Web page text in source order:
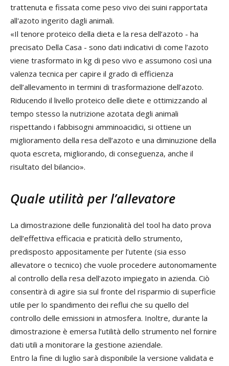
trattenuta e fissata come peso vivo dei suini rapportata
all'azoto ingerito dagli animali.
«Il tenore proteico della dieta e la resa dell’azoto - ha
precisato Della Casa - sono dati indicativi di come l’azoto
viene trasformato in kg di peso vivo e assumono così una
valenza tecnica per capire il grado di efficienza
dell’allevamento in termini di trasformazione dell’azoto.
Riducendo il livello proteico delle diete e ottimizzando al
tempo stesso la nutrizione azotata degli animali
rispettando i fabbisogni amminoacidici, si ottiene un
miglioramento della resa dell’azoto e una diminuzione della
quota escreta, migliorando, di conseguenza, anche il
risultato del bilancio».
Quale utilità per l’allevatore
La dimostrazione delle funzionalità del tool ha dato prova
dell’effettiva efficacia e praticità dello strumento,
predisposto appositamente per l’utente (sia esso
allevatore o tecnico) che vuole procedere autonomamente
al controllo della resa dell’azoto impiegato in azienda. Ciò
consentirà di agire sia sul fronte del risparmio di superficie
utile per lo spandimento dei reflui che su quello del
controllo delle emissioni in atmosfera. Inoltre, durante la
dimostrazione è emersa l’utilità dello strumento nel fornire
dati utili a monitorare la gestione aziendale.
Entro la fine di luglio sarà disponibile la versione validata e